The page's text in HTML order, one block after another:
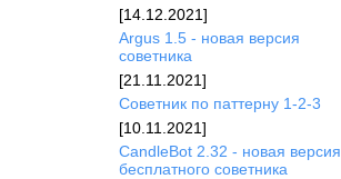
[14.12.2021]
Argus 1.5 - новая версия
советника
[21.11.2021]
Советник по паттерну 1-2-3
[10.11.2021]
CandleBot 2.32 - новая версия
бесплатного советника